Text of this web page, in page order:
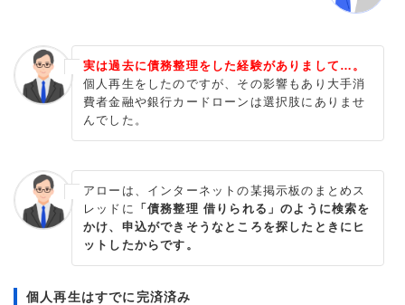
実は過去に債務整理をした経験がありまして…。
個人再生をしたのですが、その影響もあり大手消
費者金融や銀行カードローンは選択肢にありませ
んでした。
アローは、インターネットの某掲示板のまとめス
レッドに
「債務整理 借りられる」のように検索を
かけ、申込ができそうなところを探したときにヒ
ットしたからです。
個人再生はすでに完済済み